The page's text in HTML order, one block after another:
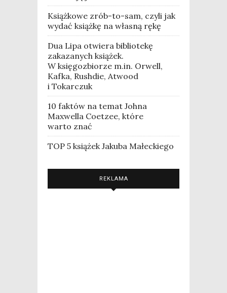
Książkowe zrób-to-sam, czyli jak
wydać książkę na własną rękę
Dua Lipa otwiera bibliotekę
zakazanych książek.
W księgozbiorze m.in. Orwell,
Kafka, Rushdie, Atwood
i Tokarczuk
10 faktów na temat Johna
Maxwella Coetzee, które
warto znać
TOP 5 książek Jakuba Małeckiego
REKLAMA